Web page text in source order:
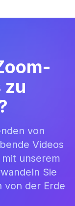
zu
von
Videos
unserem
Sie
von der Erde